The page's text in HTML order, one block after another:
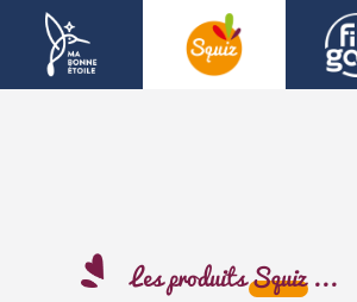
Les produitsSquiz...